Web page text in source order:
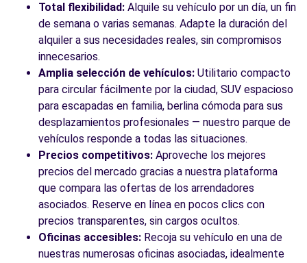
Total flexibilidad: Alquile su vehículo por un día, un fin
de semana o varias semanas. Adapte la duración del
alquiler a sus necesidades reales, sin compromisos
innecesarios.
Amplia selección de vehículos: Utilitario compacto
para circular fácilmente por la ciudad, SUV espacioso
para escapadas en familia, berlina cómoda para sus
desplazamientos profesionales — nuestro parque de
vehículos responde a todas las situaciones.
Precios competitivos: Aproveche los mejores
precios del mercado gracias a nuestra plataforma
que compara las ofertas de los arrendadores
asociados. Reserve en línea en pocos clics con
precios transparentes, sin cargos ocultos.
Oficinas accesibles: Recoja su vehículo en una de
nuestras numerosas oficinas asociadas, idealmente